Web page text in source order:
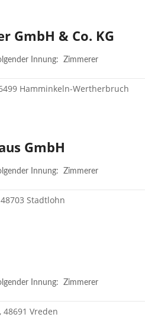
GmbH & Co. KG
Innung: Zimmerer
Hamminkeln-Wertherbruch
GmbH
Innung: Zimmerer
Stadtlohn
Innung: Zimmerer
Vreden